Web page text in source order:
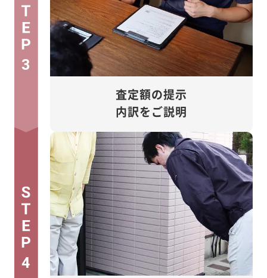
3
査定額の提示
内訳をご説明
4